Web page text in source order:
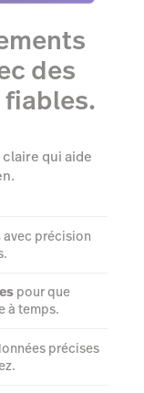
des
qui aide
avec précision
pour que
à temps.
précises